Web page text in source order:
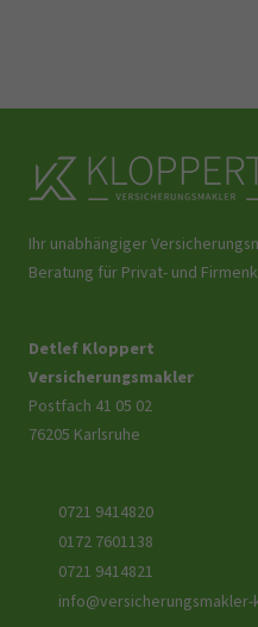
Ihr unabhängiger
Beratung für Privat- und
Detlef Kloppert
Versicherungsmakler
Postfach 41 05 02
76205 Karlsruhe
0721 9414820
0172 7601138
0721 9414821